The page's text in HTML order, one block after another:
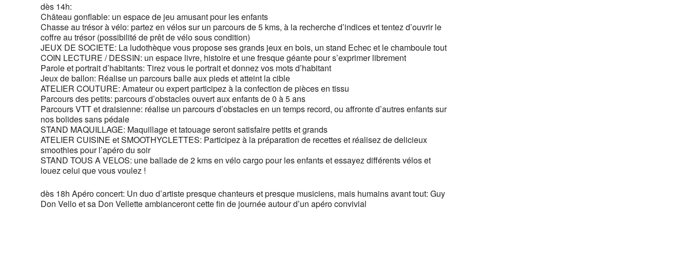
dès 14h:
Château gonflable: un espace de jeu amusant pour les enfants
Chasse au trésor à vélo: partez en vélos sur un parcours de 5 kms, à la recherche d’indices et tentez d’ouvrir le
coffre au trésor (possibilité de prêt de vélo sous condition)
JEUX DE SOCIETE: La ludothèque vous propose ses grands jeux en bois, un stand Echec et le chamboule tout
COIN LECTURE / DESSIN: un espace livre, histoire et unefresque géante pour s’exprimer librement
Parole et portrait d’habitants: Tirez vous le portrait et donnez vos mots d’habitant
Jeux de ballon: Réalise un parcours balle aux pieds et atteint la cible
ATELIER COUTURE: Amateur ou expert participez à la confection de pièces en tissu
Parcours des petits: parcours d’obstaclesouvert aux enfants de 0 à 5 ans
Parcours VTT et draisienne: réalise un parcours d’obstacles en un temps record, ou affronte d’autres enfants sur
nos bolides sans pédale
STAND MAQUILLAGE: Maquillage et tatouage seront satisfaire petits et grands
ATELIER CUISINE et SMOOTHYCLETTES: Participez à la préparation de recettes et réalisez de delicieux
smoothies pour l’apéro du soir
STAND TOUS A VELOS: uneballade de 2 kms en vélo cargo pour les enfants etessayez différents vélos et
louez celui que vous voulez !
dès 18h Apéro concert: Un duo d’artiste presque chanteurs et presque musiciens, mais humains avant tout: Guy
Don Vello et sa Don Velletteambianceront cette fin de journée autour d’un apéro convivial